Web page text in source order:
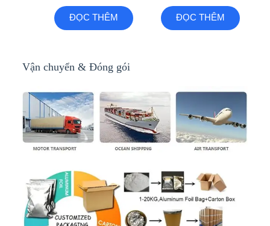
ĐỌC THÊM ĐỌC THÊM
Vận chuyển & Đóng gói